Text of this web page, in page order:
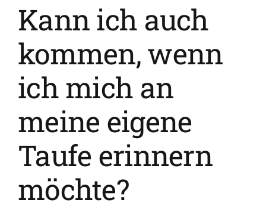
Kann ich auch
kommen, wenn
ich mich an
meine eigene
Taufe erinnern
möchte?